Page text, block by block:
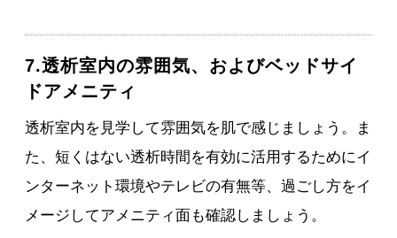
7.透析室内の雰囲気、およびベッドサイ
ドアメニティ
透析室内を見学して雰囲気を肌で感じましょう。ま
た、短くはない透析時間を有効に活用するためにイ
ンターネット環境やテレビの有無等、過ごし方をイ
メージしてアメニティ面も確認しましょう。